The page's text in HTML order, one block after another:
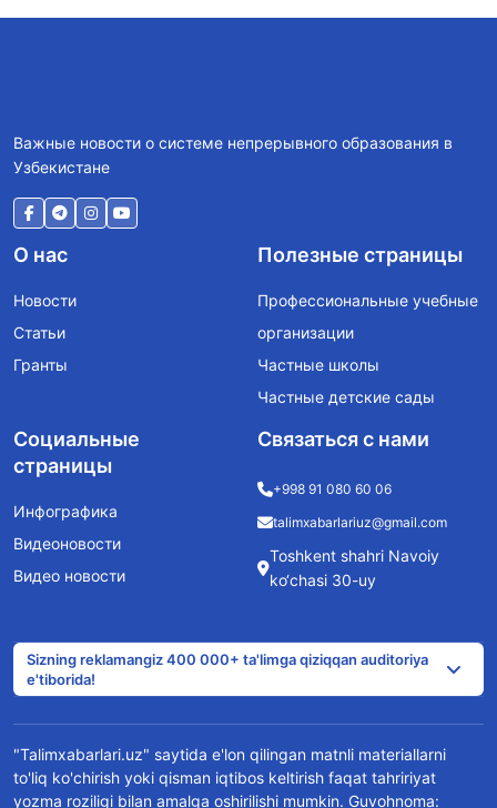
Важные новости о системе непрерывного образования в
Узбекистане
О нас
Новости
Статьи
Гранты
Полезные страницы
Профессиональные учебные
организации
Частные школы
Частные детские сады
Социальные
страницы
Инфографика
Видеоновости
Видео новости
Связаться с нами
+998 91 080 60 06
talimxabarlariuz@gmail.com
Toshkent shahri Navoiy
ko‘chasi 30-uy
Sizning reklamangiz 400 000+ ta'limga qiziqqan auditoriya
e'tiborida!
"Talimxabarlari.uz" saytida e'lon qilingan matnli materiallarni
to'liq ko'chirish yoki qisman iqtibos keltirish faqat tahririyat
yozma roziligi bilan amalga oshirilishi mumkin. Guvohnoma: